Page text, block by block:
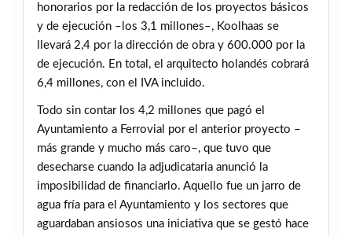
honorarios por la redacción de los proyectos básicos
y de ejecución –los 3,1 millones–, Koolhaas se
llevará 2,4 por la dirección de obra y 600.000 por la
de ejecución. En total, el arquitecto holandés cobrará
6,4 millones, con el IVA incluido.
Todo sin contar los 4,2 millones que pagó el
Ayuntamiento a Ferrovial por el anterior proyecto –
más grande y mucho más caro–, que tuvo que
desecharse cuando la adjudicataria anunció la
imposibilidad de financiarlo. Aquello fue un jarro de
agua fría para el Ayuntamiento y los sectores que
aguardaban ansiosos una iniciativa que se gestó hace